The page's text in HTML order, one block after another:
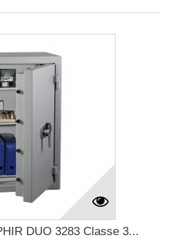
DUO 3283 Classe 3...